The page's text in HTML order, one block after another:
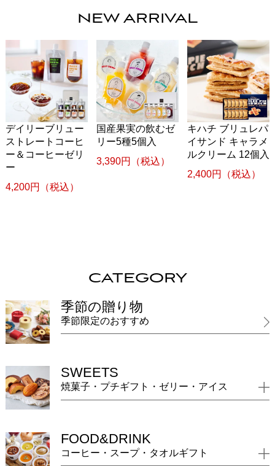
NEW ARRIVAL
デイリーブリュー
ストレートコーヒ
ー＆コーヒーゼリ
ー
4,200円（税込）
国産果実の飲むゼ
リー5種5個入
3,390円（税込）
キハチ ブリュレパ
イサンド キャラメ
ルクリーム 12個入
2,400円（税込）
CATEGORY
季節の贈り物
季節限定のおすすめ
SWEETS
焼菓子・プチギフト・ゼリー・アイス
FOOD&DRINK
コーヒー・スープ・タオルギフト